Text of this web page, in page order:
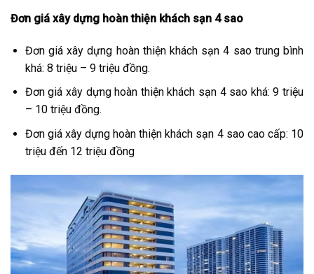
Đơn giá xây dựng hoàn thiện khách sạn 4 sao
Đơn giá xây dựng hoàn thiện khách sạn 4 sao trung bình
khá: 8 triệu – 9 triệu đồng.
Đơn giá xây dựng hoàn thiện khách sạn 4 sao khá: 9 triệu
– 10 triệu đồng.
Đơn giá xây dựng hoàn thiện khách sạn 4 sao cao cấp: 10
triệu đến 12 triệu đồng